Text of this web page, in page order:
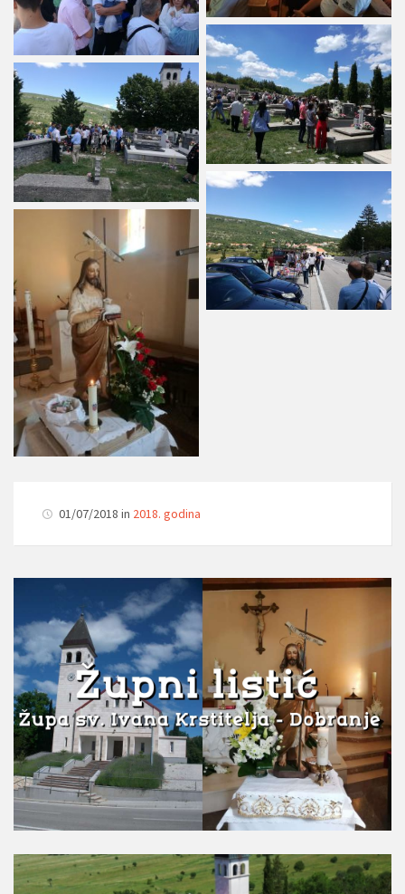
01/07/2018 in 2018. godina